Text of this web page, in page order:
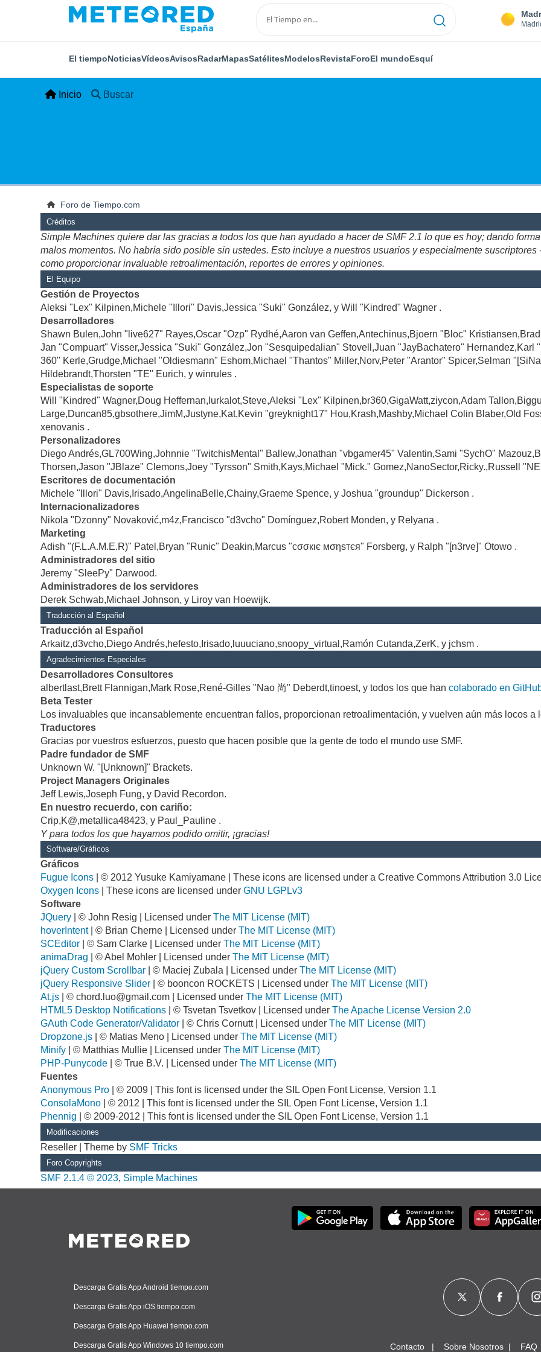
El tiempoNoticiasVídeosAvisosRadarMapasSatélitesModelosRevistaForoEl mundoEsquí
Inicio Buscar
Foro de Tiempo.com
Créditos
Simple Machines quiere dar las gracias a todos los que han ayudado a hacer de SMF 2.1 lo que es hoy; dando
malos momentos. No habría sido posible sin ustedes. Esto incluye a nuestros usuarios y especialmente
como proporcionar invaluable retroalimentación, reportes de errores y opiniones.
El Equipo
Gestión de Proyectos
Aleksi "Lex" Kilpinen,Michele "Illori" Davis,Jessica "Suki" González, y Will "Kindred" Wagner .
Desarrolladores
Shawn Bulen,John "live627" Rayes,Oscar "Ozp" Rydhé,Aaron van Geffen,Antechinus,Bjoern "Bloc"
Jan "Compuart" Visser,Jessica "Suki" González,Jon "Sesquipedalian" Stovell,Juan "JayBachatero"
360" Kerle,Grudge,Michael "Oldiesmann" Eshom,Michael "Thantos" Miller,Norv,Peter "Arantor" Spicer,Selman
Hildebrandt,Thorsten "TE" Eurich, y winrules .
Especialistas de soporte
Will "Kindred" Wagner,Doug Heffernan,lurkalot,Steve,Aleksi "Lex" Kilpinen,br360,GigaWatt,ziycon,Adam
Large,Duncan85,gbsothere,JimM,Justyne,Kat,Kevin "greyknight17" Hou,Krash,Mashby,Michael Colin Blaber,Old
xenovanis .
Personalizadores
Diego Andrés,GL700Wing,Johnnie "TwitchisMental" Ballew,Jonathan "vbgamer45" Valentin,Sami "SychO"
Thorsen,Jason "JBlaze" Clemons,Joey "Tyrsson" Smith,Kays,Michael "Mick." Gomez,NanoSector,Ricky.,Russell
Escritores de documentación
Michele "Illori" Davis,Irisado,AngelinaBelle,Chainy,Graeme Spence, y Joshua "groundup" Dickerson .
Internacionalizadores
Nikola "Dzonny" Novaković,m4z,Francisco "d3vcho" Domínguez,Robert Monden, y Relyana .
Marketing
Adish "(F.L.A.M.E.R)" Patel,Bryan "Runic" Deakin,Marcus "cσσкιє мσηѕтєя" Forsberg, y Ralph "[n3rve]" Otowo .
Administradores del sitio
Jeremy "SleePy" Darwood.
Administradores de los servidores
Derek Schwab,Michael Johnson, y Liroy van Hoewijk.
Traducción al Español
Traducción al Español
Arkaitz,d3vcho,Diego Andrés,hefesto,Irisado,luuuciano,snoopy_virtual,Ramón Cutanda,ZerK, y jchsm .
Agradecimientos Especiales
Desarrolladores Consultores
albertlast,Brett Flannigan,Mark Rose,René-Gilles "Nao 尚" Deberdt,tinoest, y todos los que hancolaborado en
Beta Tester
Los invaluables que incansablemente encuentran fallos, proporcionan retroalimentación, y vuelven aún más locos a
Traductores
Gracias por vuestros esfuerzos, puesto que hacen posible que la gente de todo el mundo use SMF.
Padre fundador de SMF
Unknown W. "[Unknown]" Brackets.
Project Managers Originales
Jeff Lewis,Joseph Fung, y David Recordon.
En nuestro recuerdo, con cariño:
Crip,K@,metallica48423, y Paul_Pauline .
Y para todos los que hayamos podido omitir, ¡gracias!
Software/Gráficos
Gráficos
Fugue Icons | © 2012 Yusuke Kamiyamane | These icons are licensed under a Creative Commons Attribution 3.0
Oxygen Icons | These icons are licensed underGNU LGPLv3
Software
JQuery | © John Resig | Licensed underThe MIT License (MIT)
hoverIntent| © Brian Cherne | Licensed underThe MIT License (MIT)
SCEditor | © Sam Clarke | Licensed underThe MIT License (MIT)
animaDrag | © Abel Mohler | Licensed underThe MIT License (MIT)
jQuery Custom Scrollbar | © Maciej Zubala | Licensed underThe MIT License (MIT)
jQuery Responsive Slider | © booncon ROCKETS | Licensed underThe MIT License (MIT)
At.js | ©chord.luo@gmail.com | Licensed underThe MIT License (MIT)
HTML5 Desktop Notifications | © Tsvetan Tsvetkov | Licensed underThe Apache License Version 2.0
GAuth Code Generator/Validator | © Chris Cornutt | Licensed underThe MIT License (MIT)
Dropzone.js | © Matias Meno | Licensed underThe MIT License (MIT)
Minify | © Matthias Mullie | Licensed underThe MIT License (MIT)
PHP-Punycode | © True B.V. | Licensed underThe MIT License (MIT)
Fuentes
Anonymous Pro | © 2009 | This font is licensed under the SIL Open Font License, Version 1.1
ConsolaMono | © 2012 | This font is licensed under the SIL Open Font License, Version 1.1
Phennig | © 2009-2012 | This font is licensed under the SIL Open Font License, Version 1.1
Modificaciones
Reseller | Theme by SMF Tricks
Foro Copyrights
SMF 2.1.4 © 2023, Simple Machines
Descarga Gratis App Android tiempo.com
Descarga Gratis App iOS tiempo.com
Descarga Gratis App Huawei tiempo.com
Descarga Gratis App Windows 10 tiempo.com Contacto Sobre Nosotros FAQ